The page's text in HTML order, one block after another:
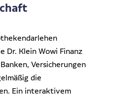
Dr. Klein Wowi Finanz
Versicherungen
die
Ein interaktivem